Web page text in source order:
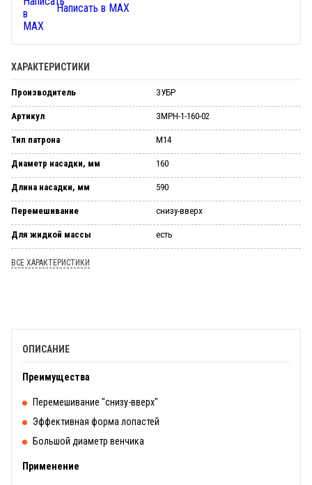
Написать в MAX
ХАРАКТЕРИСТИКИ
Производитель ЗУБР
Артикул ЗМРН-1-160-02
Тип патрона М14
Диаметр насадки, мм 160
Длина насадки, мм 590
Перемешивание снизу-вверх
Для жидкой массы есть
ВСЕ ХАРАКТЕРИСТИКИ
ОПИСАНИЕ
Преимущества
Перемешивание "снизу-вверх"
Эффективная форма лопастей
Большой диаметр венчика
Применение